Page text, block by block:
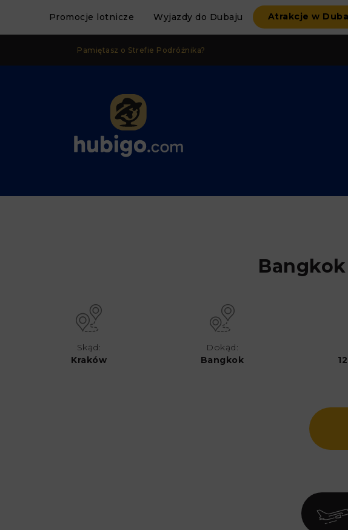
Promocje lotnicze Wyjazdy do Dubaju Atrakcje w
Pamiętasz o Strefie Podróżnika?
Bangkok
Skąd:
Kraków
Dokąd:
Bangkok